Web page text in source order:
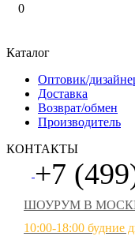
0
Каталог
Оптовик/
Доставка
Возврат/обмен
Производитель
КОНТАКТЫ
+7
ШОУРУМ В
10:00-18:00 будние